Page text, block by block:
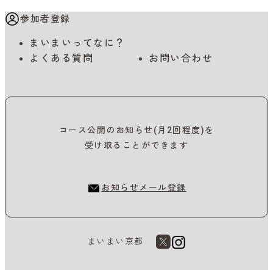
参加者登録
まいまいってなに？
よくある質問
お問い合わせ
コース公開のお知らせ(月2回程度)を
受け取ることができます
お知らせメール登録
まいまい京都